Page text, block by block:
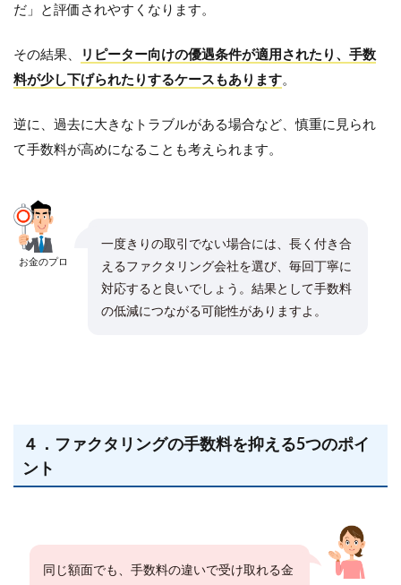
だ」と評価されやすくなります。
その結果、
リピーター向けの優遇条件が適用されたり、手数
料が少し下げられたりするケースもあります。
逆に、過去に大きなトラブルがある場合など、慎重に見られ
て手数料が高めになることも考えられます。
お金のプロ
一度きりの取引でない場合には、長く付き合
えるファクタリング会社を選び、毎回丁寧に
対応すると良いでしょう。結果として手数料
の低減につながる可能性がありますよ。
４．ファクタリングの手数料を抑える5つのポイ
ント
同じ額面でも、手数料の違いで受け取れる金